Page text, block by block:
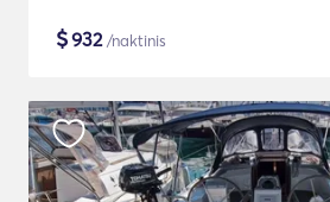
$932/naktinis